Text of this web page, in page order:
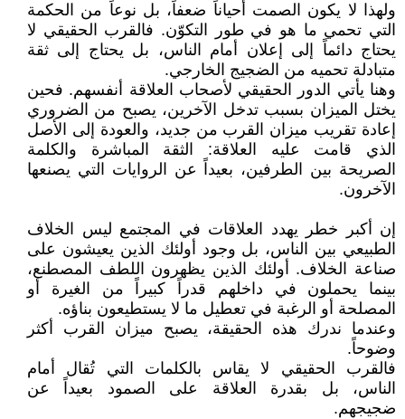
ولهذا لا يكون الصمت أحياناً ضعفاً، بل نوعاً من الحكمة
التي تحمي ما هو في طور التكوّن. فالقرب الحقيقي لا
يحتاج دائماً إلى إعلان أمام الناس، بل يحتاج إلى ثقة
متبادلة تحميه من الضجيج الخارجي.
وهنا يأتي الدور الحقيقي لأصحاب العلاقة أنفسهم. فحين
يختل الميزان بسبب تدخل الآخرين، يصبح من الضروري
إعادة تقريب ميزان القرب من جديد، والعودة إلى الأصل
الذي قامت عليه العلاقة: الثقة المباشرة والكلمة
الصريحة بين الطرفين، بعيداً عن الروايات التي يصنعها
الآخرون.
إن أكبر خطر يهدد العلاقات في المجتمع ليس الخلاف
الطبيعي بين الناس، بل وجود أولئك الذين يعيشون على
صناعة الخلاف. أولئك الذين يظهرون اللطف المصطنع،
بينما يحملون في داخلهم قدراً كبيراً من الغيرة أو
المصلحة أو الرغبة في تعطيل ما لا يستطيعون بناؤه.
وعندما ندرك هذه الحقيقة، يصبح ميزان القرب أكثر
وضوحاً.
فالقرب الحقيقي لا يقاس بالكلمات التي تُقال أمام
الناس، بل بقدرة العلاقة على الصمود بعيداً عن
ضجيجهم.